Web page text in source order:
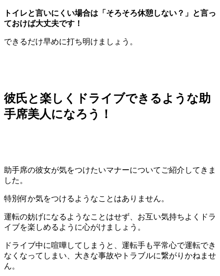
トイレと言いにくい場合は「そろそろ休憩しない？」と言っ
ておけば大丈夫です！
できるだけ早めに打ち明けましょう。
彼氏と楽しくドライブできるような助
手席美人になろう！
助手席の彼女が気をつけたいマナーについてご紹介してきま
した。
特別何か気をつけるようなことはありません。
運転の妨げになるようなことはせず、お互い気持ちよくドラ
イブを楽しめるように心がけましょう。
ドライブ中に喧嘩してしまうと、運転手も平常心で運転でき
なくなってしまい、大きな事故やトラブルに繋がりかねませ
ん。